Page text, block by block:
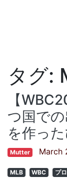
タグ:
【
つ国で
を作っ
Mutter March
MLB WBC プ